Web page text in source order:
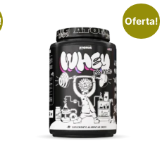
Oferta!